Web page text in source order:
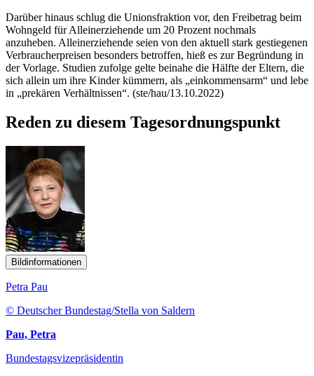
Darüber hinaus schlug die Unionsfraktion vor, den Freibetrag beim
Wohngeld für Alleinerziehende um 20 Prozent nochmals
anzuheben. Alleinerziehende seien von den aktuell stark gestiegenen
Verbraucherpreisen besonders betroffen, hieß es zur Begründung in
der Vorlage. Studien zufolge gelte beinahe die Hälfte der Eltern, die
sich allein um ihre Kinder kümmern, als „einkommensarm“ und lebe
in „prekären Verhältnissen“. (ste/hau/13.10.2022)
Reden zu diesem Tagesordnungspunkt
Bildinformationen
Petra Pau
© Deutscher Bundestag/Stella von Saldern
Pau, Petra
Bundestagsvizepräsidentin